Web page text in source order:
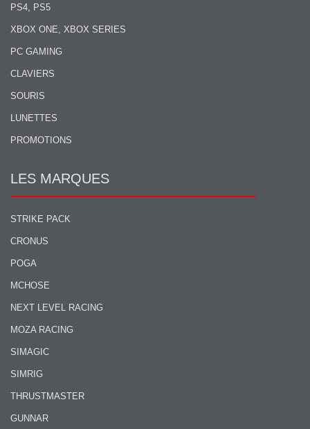
PS4, PS5
XBOX ONE, XBOX SERIES
PC GAMING
CLAVIERS
SOURIS
LUNETTES
PROMOTIONS
LES MARQUES
STRIKE PACK
CRONUS
POGA
MCHOSE
NEXT LEVEL RACING
MOZA RACING
SIMAGIC
SIMRIG
THRUSTMASTER
GUNNAR